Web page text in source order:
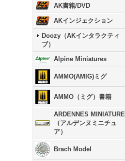
AK書籍/DVD
AKインジェクション
Doozy（AKインタラクティ
ブ）
Alpine Miniatures
AMMO(AMIG)ミグ
AMMO（ミグ）書籍
ARDENNES MINIATURE
（アルデンヌミニチュ
ア）
Brach Model